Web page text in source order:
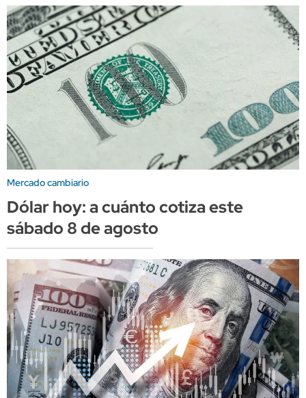
Mercado cambiario
Dólar hoy: a cuánto cotiza este
sábado 8 de agosto